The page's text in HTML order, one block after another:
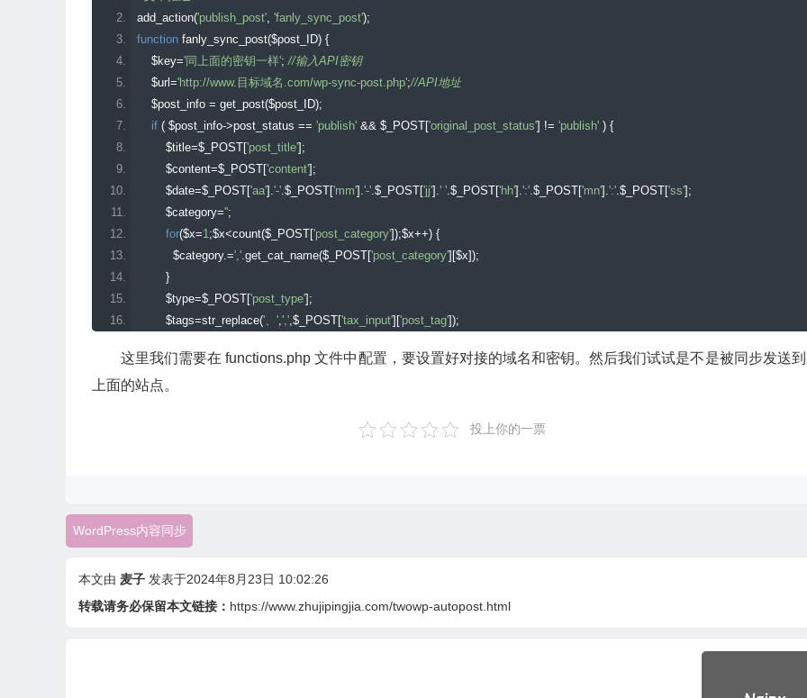
add_action('publish_post', 'fanly_sync_post');
function fanly_sync_post($post_ID) {
    $key
='同上面的密钥一样'; //输入API密钥
    $url
='http://www.目标域名.com/wp-sync-post.php';//API地址
    $post_info
= get_post($post_ID);
if ( $post_info->post_status == 'publish' && $_POST['original_post_status'] != 'publish' ) {
        $title
=$_POST['post_title'];
        $content
=$_POST['content'];
        $date
=$_POST['aa'].'-'.$_POST['mm'].'-'.$_POST['jj'].' '.$_POST['hh'].':'.$_POST['mn'].':'.$_POST['ss'];
        $category
='';
for($x=1;$x<count($_POST['post_category']);$x++) {
          $category
.=','.get_cat_name($_POST['post_category'][$x]);
}
        $type
=$_POST['post_type'];
        $tags
=str_replace('、',',',$_POST['tax_input']['post_tag']);
            $tags
.=','.str_replace('、', ',',$_POST['newtag']['post_tag']);
}
        curl_setopt
        curl_setopt
        curl_close
( $ch );
return $ret
这里我们需要在 functions.php 文件中配置，要设置好对接的域名和密钥。然后我们试试是不是被同步发送
上面的站点。
投上你的一票
WordPress内容同步
本文由 麦子 发表于2024年8月23日 10:02:26
转载请务必保留本文链接： https://www.zhujipingjia.com/twowp-autopost.html